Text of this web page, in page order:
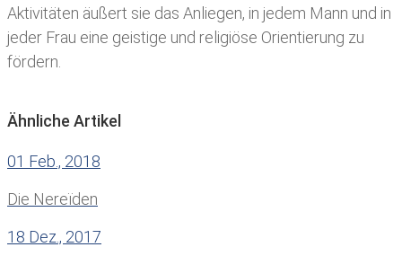
Aktivitäten äußert sie das Anliegen, in jedem Mann und in
jeder Frau eine geistige und religiöse Orientierung zu
fördern.
Ähnliche Artikel
01 Feb., 2018
Die Nereïden
18 Dez., 2017